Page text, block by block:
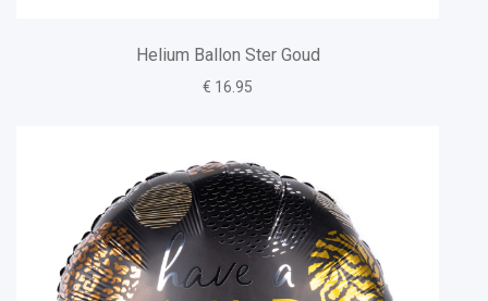
Helium Ballon Ster Goud
€ 16.95